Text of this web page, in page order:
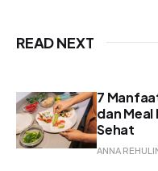
READ NEXT
7
dan
Sehat
ANNA